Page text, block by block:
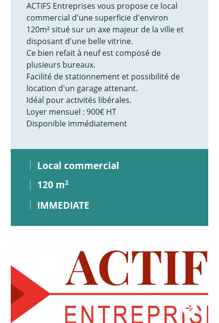
ACTIFS Entreprises vous propose ce local
commercial d'une superficie d'environ
120m² situé sur un axe majeur de la ville et
disposant d'une belle vitrine.
Ce bien refait à neuf est composé de
plusieurs bureaux.
Facilité de stationnement et possibilité de
location d'un garage attenant.
Idéal pour activités libérales.
Loyer mensuel : 900€ HT
Disponible immédiatement
Local commercial
120 m2
IMMEDIATE